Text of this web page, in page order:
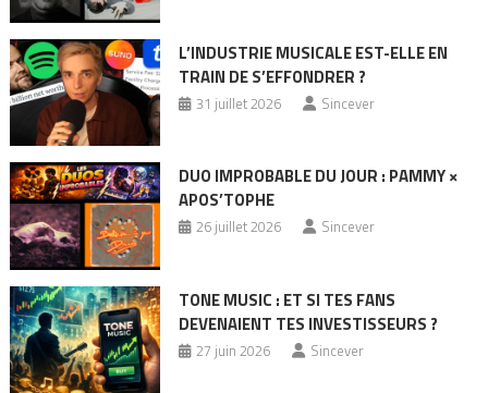
L’INDUSTRIE MUSICALE EST-ELLE EN
TRAIN DE S’EFFONDRER ?
31 juillet 2026 Sincever
DUO IMPROBABLE DU JOUR : PAMMY ×
APOS’TOPHE
26 juillet 2026 Sincever
TONE MUSIC : ET SI TES FANS
DEVENAIENT TES INVESTISSEURS ?
27 juin 2026 Sincever